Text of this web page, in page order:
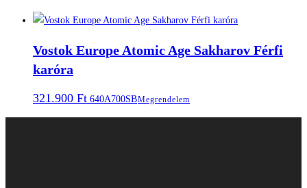
Vostok Europe Atomic Age Sakharov Férfi
karóra
321.900 Ft 640A700SBMegrendelem